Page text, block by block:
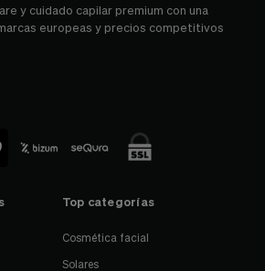
y cuidado capilar premium con una
europeas y precios competitivos
Top categorías
Cosmética facial
Solares